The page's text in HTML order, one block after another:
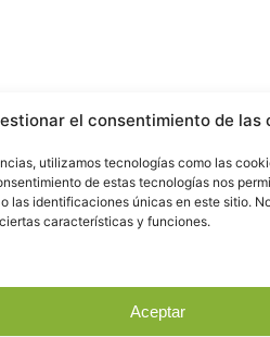
el consentimiento de las
utilizamos tecnologías como las
de estas tecnologías nos
las identificaciones únicas en este sitio.
características y funciones.
Aceptar